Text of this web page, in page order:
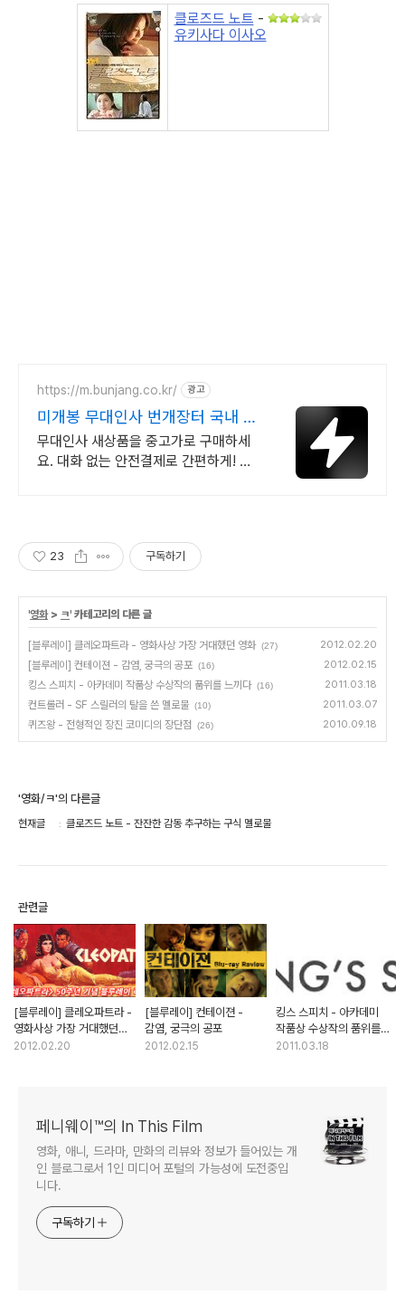
클로즈드 노트 -
유키사다 이사오
https://m.bunjang.co.kr/ 광고
미개봉 무대인사 번개장터 국내 최
대 브랜드 중고거래
무대인사 새상품을 중고가로 구매하세
요. 대화 없는 안전결제로 간편하게! 전
23 구독하기
'영화> ㅋ' 카테고리의 다른 글
[블루레이] 클레오파트라 - 영화사상 가장 거대했던 영화 (27) 2012.02.20
[블루레이] 컨테이젼 - 감염, 궁극의 공포 (16) 2012.02.15
킹스 스피치 - 아카데미 작품상 수상작의 품위를 느끼다 (16) 2011.03.18
컨트롤러 - SF 스릴러의 탈을 쓴 멜로물 (10) 2011.03.07
퀴즈왕 - 전형적인 장진 코미디의 장단점 (26) 2010.09.18
'영화/ㅋ'의 다른글
현재글 클로즈드 노트 - 잔잔한 감동 추구하는 구식 멜로물
관련글
[블루레이] 클레오파트라 -
영화사상 가장 거대했던
영화
2012.02.20
[블루레이] 컨테이젼 -
감염, 궁극의 공포
2012.02.15
킹스 스피치 - 아카데미
작품상 수상작의 품위를
느끼다
2011.03.18
페니웨이™의 In This Film
영화, 애니, 드라마, 만화의 리뷰와 정보가 들어있는 개
인 블로그로서 1인 미디어 포털의 가능성에 도전중입
니다.
구독하기